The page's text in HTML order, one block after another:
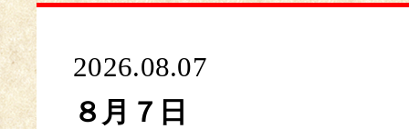
2026.08.07
８月７日